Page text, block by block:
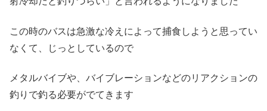
この時のバスは急激な冷えによって捕食しようと思ってい
なくて、じっとしているので
メタルバイブや、バイブレーションなどのリアクションの
釣りで釣る必要がでてきます